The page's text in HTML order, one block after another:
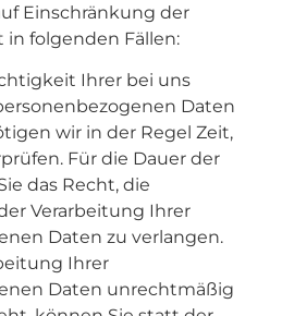
Einschränkung der
folgenden Fällen:
Ihrer bei uns
Daten
wir in der Regel Zeit,
Für die Dauer der
das Recht, die
Verarbeitung Ihrer
Daten zu verlangen.
Ihrer
Daten unrechtmäßig